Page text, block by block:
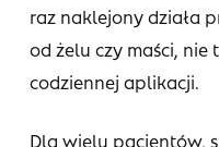
raz naklejony działa
od żelu czy maści, nie
codziennej aplikacji.
Dla wielu pacjentów,